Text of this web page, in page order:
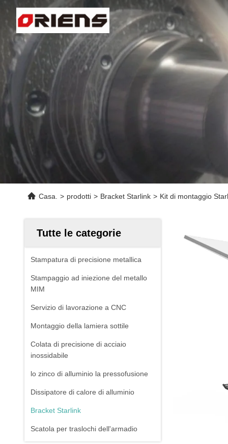
Casa. > prodotti > Bracket Starlink > Kit di montaggio
Tutte le categorie
Stampatura di precisione metallica
Stampaggio ad iniezione del metallo
MIM
Servizio di lavorazione a CNC
Montaggio della lamiera sottile
Colata di precisione di acciaio
inossidabile
lo zinco di alluminio la pressofusione
Dissipatore di calore di alluminio
Bracket Starlink
Scatola per traslochi dell'armadio